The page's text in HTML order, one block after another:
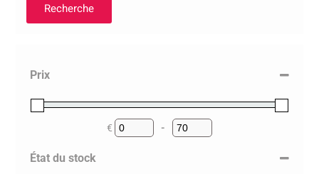
Recherche
Prix
€
Minimum Price
-
Maximum Price
État du stock